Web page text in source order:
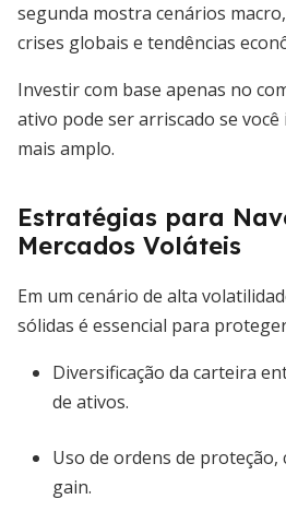
segunda mostra cenários
crises globais e tendências
Investir com base apenas no
ativo pode ser arriscado se
mais amplo.
Estratégias para
Mercados Voláteis
Em um cenário de alta
sólidas é essencial para
Diversificação da carteira
de ativos.
Uso de ordens de
gain.